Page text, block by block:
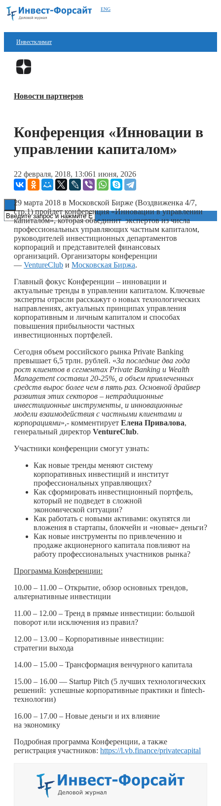
ENG
Инвестклимат
Финансы
Блокчейн
Технологии
Книги
Новости партнеров
Конференция «Инновации в
управлении капиталом»
22 февраля, 2018, 13:061 июня, 2026
29 марта 2018 в Московской Бирже (Воздвиженка 4/7,
стр.1) пройдет конференция «Инновации в управлении
капиталом», которая объединит экспертов из числа
профессиональных управляющих частным капиталом,
руководителей инвестиционных департаментов
корпораций и представителей финансовых
организаций. Организаторы конференции
— VentureClub и Московская Биржа.
Главный фокус Конференции – инновации и
актуальные тренды в управлении капиталом. Ключевые
эксперты отрасли расскажут о новых технологических
направлениях, актуальных принципах управления
корпоративным и личным капиталом и способах
повышения прибыльности частных
инвестиционных портфелей.
Сегодня объем российского рынка Private Banking
превышает 6,5 трлн. рублей. «За последние два года
рост клиентов в сегментах Private Banking и Wealth
Management составил 20-25%, а объем привлеченных
средств вырос более чем в пять раз. Основной драйвер
развития этих секторов – нетрадиционные
инвестиционные инструменты, и инновационные
модели взаимодействия с частными клиентами и
корпорациями»,- комментирует Елена Привалова,
генеральный директор VentureClub.
Участники конференции смогут узнать:
Как новые тренды меняют систему
корпоративных инвестиций и институт
профессиональных управляющих?
Как сформировать инвестиционный портфель,
который не подведет в сложной
экономической ситуации?
Как работать с новыми активами: окупятся ли
вложения в стартапы, блокчейн и «новые» деньги?
Как новые инструменты по привлечению и
продаже акционерного капитала повлияют на
работу профессиональных участников рынка?
Программа Конференции:
10.00 – 11.00 – Открытие, обзор основных трендов,
альтернативные инвестиции
11.00 – 12.00 – Тренд в прямые инвестиции: большой
поворот или исключения из правил?
12.00 – 13.00 – Корпоративные инвестиции:
стратегии выхода
14.00 – 15.00 – Трансформация венчурного капитала
15.00 – 16.00 — Startup Pitch (5 лучших технологических
решений: успешные корпоративные практики и fintech-
технологии)
16.00 – 17.00 – Новые деньги и их влияние
на экономику
Подробная программа Конференции, а также
регистрация участников: https://l.vb.finance/privatecapital